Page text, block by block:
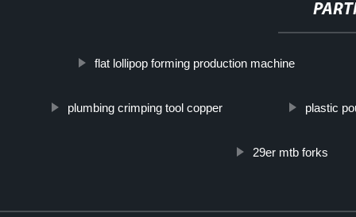
flat lollipop forming production machine
plumbing crimping tool copper plastic
29er mtb forks